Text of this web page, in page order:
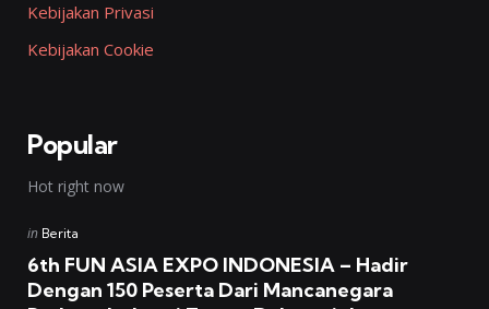
Kebijakan Privasi
Kebijakan Cookie
Popular
Hot right now
Posted
in Berita
6th FUN ASIA EXPO INDONESIA – Hadir
Dengan 150 Peserta Dari Mancanegara